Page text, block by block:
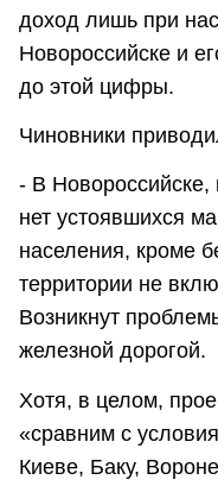
доход лишь при
Новороссийске и
до этой цифры.
Чиновники
- В
нет устоявшихся
населения, кроме
территории не
Возникнут
железной дорогой.
Хотя, в целом,
«сравним с
Киеве, Баку,